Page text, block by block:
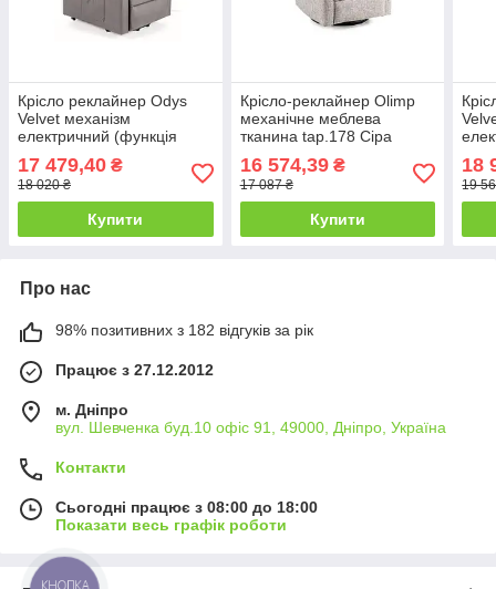
Крісло реклайнер Odys
Velvet механізм
електричний (функція
вертикалізації) тканина
Bluvel 14 Сіра (SignalTM)
17 479,40 ₴
18 020 ₴
Купити
Крісло-реклайнер Olimp
механічне меблева
тканина tap.178 Сіра
(Signal TM)
16 574,39₴
17 087 ₴
Купити
18
19
Про нас
98% позитивних з 182 відгуків за рік
Працює з 27.12.2012
м. Дніпро
вул. Шевченка буд.10 офіс 91, 49000, Дніпро, Україна
Контакти
Сьогодні працює з 08:00 до 18:00
Показати весь графік роботи
КНОПКА